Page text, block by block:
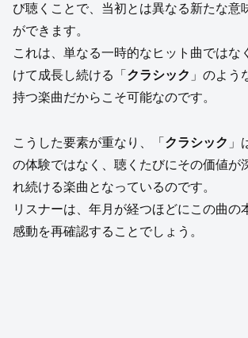
び聴くことで、当初とは異なる新たな意
ができます。
これは、単なる一時的なヒット曲ではな
けて成長し続ける「 クラシック 」のよう
持つ楽曲だからこそ可能なのです。
こうした要素が重なり、「 クラシック 」
の体験ではなく、聴くたびにその価値が
れ続ける楽曲となっているのです。
リスナーは、年月が経つほどにこの曲の
感動を再確認することでしょう。